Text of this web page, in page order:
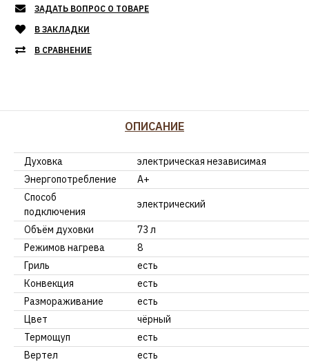
ЗАДАТЬ ВОПРОС О ТОВАРЕ
В ЗАКЛАДКИ
В СРАВНЕНИЕ
ОПИСАНИЕ
Духовка
электрическая независимая
Энергопотребление
A+
Способ
подключения
электрический
Объём духовки
73 л
Режимов нагрева
8
Гриль
есть
Конвекция
есть
Размораживание
есть
Цвет
чёрный
Термощуп
есть
Вертел
есть